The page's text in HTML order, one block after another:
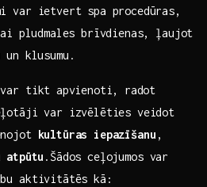
var ietvert spa procedūras,
pludmales brīvdienas, ļaujot
​klusumu.
tikt⁢ apvienoti,⁢ radot
var izvēlēties veidot
kultūras ​iepazīšanu ,
⁢atpūtu .Šādos ceļojumos var
aktivitātēs kā: